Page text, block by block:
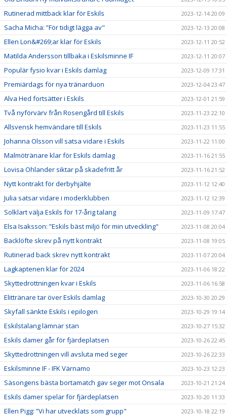
Rutinerad mittback klar för Eskils 2023-12-14 20:09
Sacha Micha: ”För tidigt lägga av" 2023-12-13 20:08
Ellen Lon&#269;ar klar för Eskils 2023-12-11 20:52
Matilda Andersson tillbaka i Eskilsminne IF 2023-12-11 20:07
Populär fysio kvar i Eskils damlag 2023-12-09 17:31
Premiärdags för nya tränarduon 2023-12-04 23:47
Alva Hed fortsätter i Eskils 2023-12-01 21:59
Två nyförvärv från Rosengård till Eskils 2023-11-23 22:10
Allsvensk hemvändare till Eskils 2023-11-23 11:55
Johanna Olsson vill satsa vidare i Eskils 2023-11-22 11:00
Malmötränare klar för Eskils damlag 2023-11-16 21:55
Lovisa Ohlander siktar på skadefritt år 2023-11-16 21:52
Nytt kontrakt för derbyhjälte 2023-11-12 12:40
Julia satsar vidare i moderklubben 2023-11-12 12:39
Solklart välja Eskils för 17-årig talang 2023-11-09 17:47
Elsa Isaksson: ”Eskils bäst miljö för min utveckling" 2023-11-08 20:04
Backlöfte skrev på nytt kontrakt 2023-11-08 19:05
Rutinerad back skrev nytt kontrakt 2023-11-07 20:04
Lagkaptenen klar för 2024 2023-11-06 18:22
Skyttedrottningen kvar i Eskils 2023-11-06 16:58
Elittränare tar över Eskils damlag 2023-10-30 20:29
Skyfall sänkte Eskils i epilogen 2023-10-29 19:14
Eskilstalang lämnar stan 2023-10-27 15:32
Eskils damer går för fjärdeplatsen 2023-10-26 22:45
Skyttedrottningen vill avsluta med seger 2023-10-26 22:33
Eskilsminne IF - IFK Värnamo 2023-10-23 12:23
Säsongens bästa bortamatch gav seger mot Onsala 2023-10-21 21:24
Eskils damer spelar för fjärdeplatsen 2023-10-20 11:33
Ellen Pigg: ”Vi har utvecklats som grupp" 2023-10-18 22:19